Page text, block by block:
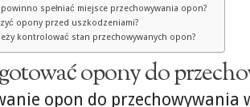
spełniać miejsce przechowywania opon?
opony przed uszkodzeniami?
kontrolować stan przechowywanych opon?
opony do
opon do